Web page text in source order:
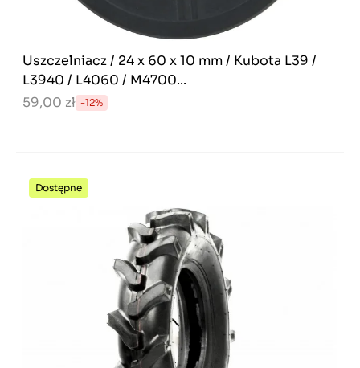
Uszczelniacz / 24 x 60 x 10 mm / Kubota L39 /
L3940 / L4060 / M4700...
59,00 zł -12%
Dostępne